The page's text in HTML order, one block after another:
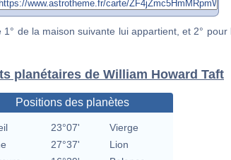
de la maison suivante lui appartient, et 2° pour
planétaires de William Howard Taft
Positions des planètes
23°07'
Vierge
27°37'
Lion